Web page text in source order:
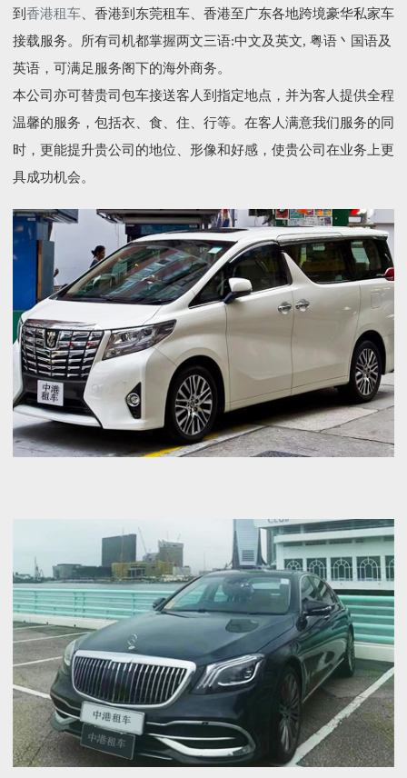
到 香港租车、香港到东莞租车、香港至广东各地跨境豪华私家车
接载服务。所有司机都掌握两文三语:中文及英文, 粤语丶国语及
英语，可满足服务阁下的海外商务。
本公司亦可替贵司包车接送客人到指定地点，并为客人提供全程
温馨的服务，包括衣、食、住、行等。在客人满意我们服务的同
时，更能提升贵公司的地位、形像和好感，使贵公司在业务上更
具成功机会。